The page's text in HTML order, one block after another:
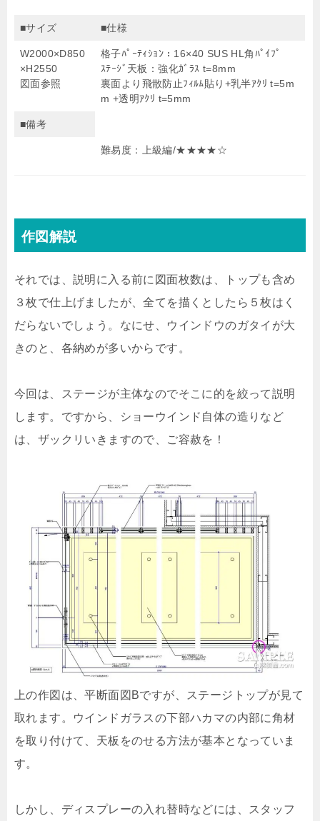
■サイズ ■仕様
W2000×D850
×H2550
図面参照
格子ﾊﾟｰﾃｨｼｮﾝ：16×40 SUS HL角ﾊﾟｲﾌﾟ
ｽﾃｰｼﾞ天板：強化ｶﾞﾗｽ t=8mm
裏面より飛散防止ﾌｨﾙﾑ貼り+乳半ｱｸﾘ t=5m
m +透明ｱｸﾘ t=5mm
■備考
難易度：上級編/★★★★☆
作図解説
それでは、説明に入る前に図面枚数は、トップも含め
３枚で仕上げましたが、全てを描くとしたら５枚はく
だらないでしょう。なにせ、ウインドウのガタイが大
きのと、各納めが多いからです。
今回は、ステージが主体なのでそこに的を絞って説明
します。ですから、ショーウインド自体の造りなど
は、ザックリいきますので、ご容赦を！
上の作図は、平断面図Bですが、ステージトップが見て
取れます。ウインドガラスの下部ハカマの内部に角材
を取り付けて、天板をのせる方法が基本となっていま
す。
しかし、ディスプレーの入れ替時などには、スタッフ